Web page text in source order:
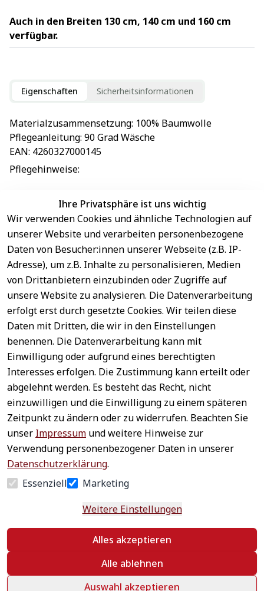
Auch in den Breiten 130 cm, 140 cm und 160 cm
verfügbar.
Eigenschaften Sicherheitsinformationen
Materialzusammensetzung: 100% Baumwolle
Pflegeanleitung: 90 Grad Wäsche
EAN: 4260327000145
Pflegehinweise:
EU-Verantwortliche Person - klicken Sie für Details
Ihre Privatsphäre ist uns wichtig
Wir verwenden Cookies und ähnliche Technologien auf
unserer Website und verarbeiten personenbezogene
Daten von Besucher:innen unserer Webseite (z.B. IP-
Adresse), um z.B. Inhalte zu personalisieren, Medien
von Drittanbietern einzubinden oder Zugriffe auf
unsere Website zu analysieren. Die Datenverarbeitung
erfolgt erst durch gesetzte Cookies. Wir teilen diese
Daten mit Dritten, die wir in den Einstellungen
benennen. Die Datenverarbeitung kann mit
Einwilligung oder aufgrund eines berechtigten
Interesses erfolgen. Die Zustimmung kann erteilt oder
abgelehnt werden. Es besteht das Recht, nicht
einzuwilligen und die Einwilligung zu einem späteren
Zeitpunkt zu ändern oder zu widerrufen. Beachten Sie
unser Impressum und weitere Hinweise zur
Verwendung personenbezogener Daten in unserer
Datenschutzerklärung.
Essenziell
Marketing
Weitere Einstellungen
Alles akzeptieren
Alle ablehnen
Auswahl akzeptieren
Rechtliches
AGB
Impressum
Datenschutz
Widerrufsrecht
Widerrufsform
ular
Service
Kontakt
Registrieren
Zahlung &
Versand
Newsletter
abonnieren
Häufige
Fragen
Sichere
Zahlungsar
ten
Schneller
Versand
Vertrag